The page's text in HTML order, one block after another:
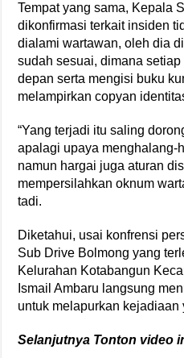
Tempat yang sama, Kepala
dikonfirmasi terkait insiden
dialami wartawan, oleh dia
sudah sesuai, dimana
depan serta mengisi buku
melampirkan copyan
“Yang terjadi itu saling
apalagi upaya menghalang-
namun hargai juga aturan
mempersilahkan oknum
tadi.
Diketahui, usai konfrensi
Sub Drive Bolmong yang
Kelurahan Kotabangun
Ismail Ambaru langsung
untuk melapurkan
Selanjutnya Tonton video